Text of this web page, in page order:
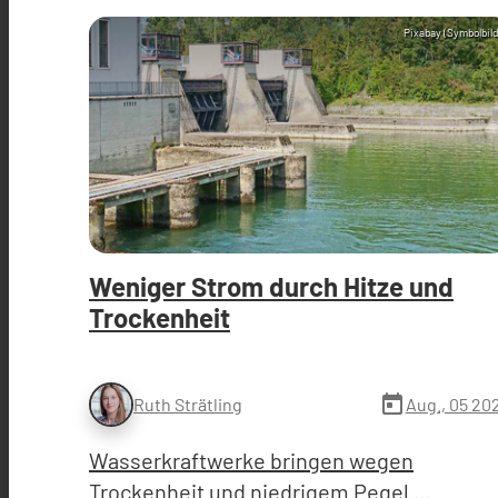
Pixabay
Weniger Strom durch Hitze und
Trockenheit
Ruth Strätling today Aug., 05
Wasserkraftwerke bringen wegen
Trockenheit und niedrigem Pegel …